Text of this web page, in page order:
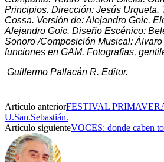
Principios. Dirección: Jesús Urqueta.
Cossa. Versión de: Alejandro Goic.
Alejandro Goic. Diseño Escénico:
Sonoro /Composición Musical:
funciones en GAM. Fotografías,
Guillermo Pallacán R. Editor.
Artículo anteriorFESTIVAL
U.San.Sebastián.
Artículo siguienteVOCES: donde caben